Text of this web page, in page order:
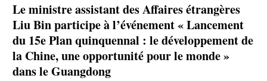
عربي
Le ministre assistant des Affaires étrangères
Liu Bin participe à l’événement « Lancement
du 15e Plan quinquennal : le développement de
la Chine, une opportunité pour le monde »
dans le Guangdong